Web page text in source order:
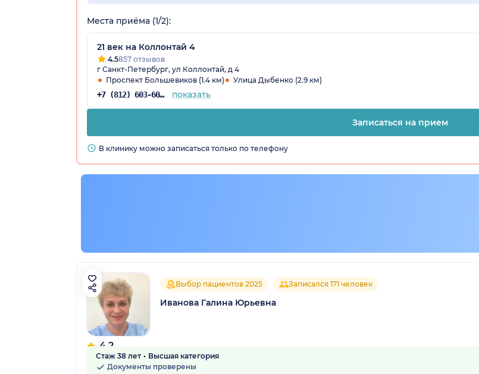
Места приёма (1/2):
21 век на Коллонтай 4
4.5857 отзывов
г Санкт-Петербург, ул Коллонтай, д 4
Проспект Большевиков (1.4 км)
Улица Дыбенко (2.9 км)
+7 (812) 603-60-42 показать
Записаться на прием
В клинику можно записаться только по телефону
4.2
19 отзывов
Выбор пациентов 2025 Записался 171 человек
Иванова Галина Юрьевна
Стаж 38 лет
Высшая категория
Документы проверены